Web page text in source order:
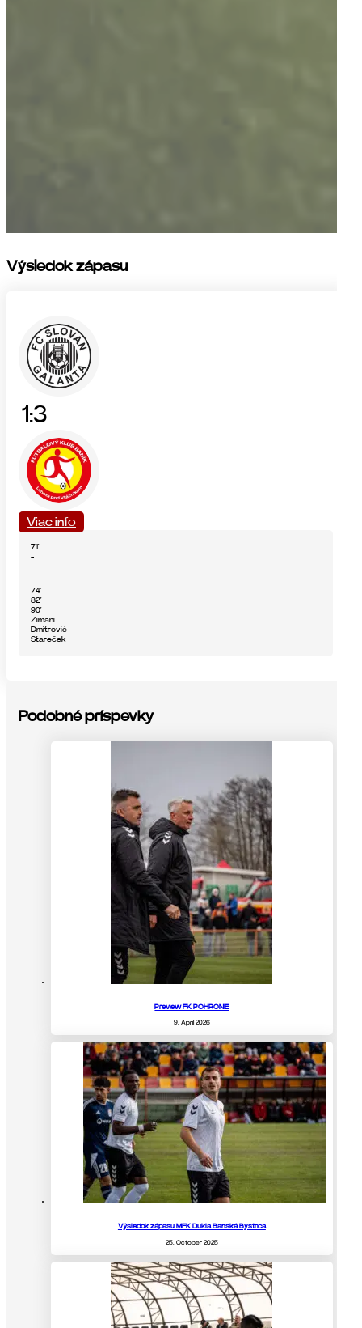
Výsledok zápasu
1:3
Viac info
71'
-
74'
82'
90'
Zimáni
Dmitrović
Stareček
Podobné príspevky
Preview FK POHRONIE
9. April 2026
Výsledok zápasu MFK Dukla Banská Bystrica
25. October 2025